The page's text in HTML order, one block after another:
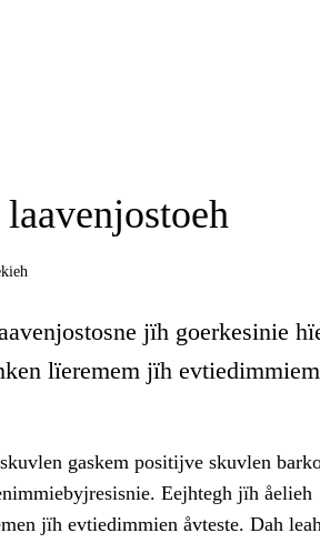
jïh goerkesinie
lïeremem jïh evtiedimmiem
gaskem positijve skuvlen
Eejhtegh jïh åelieh
jïh evtiedimmien åvteste. Dah